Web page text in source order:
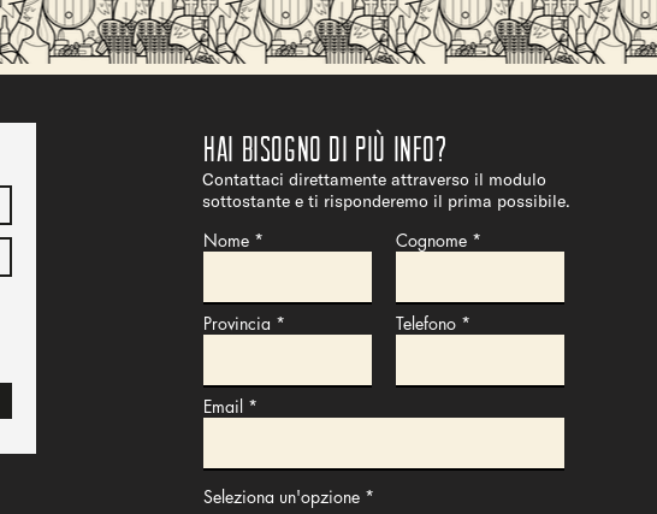
Hai bisogno di più info?
Contattaci direttamente attraverso il modulo
sottostante e ti risponderemo il prima possibile.
Nome
Provincia
Cognome
Telefono
Email
Seleziona un'opzione *